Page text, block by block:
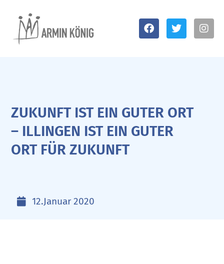
ZUKUNFT IST EIN GUTER ORT
– ILLINGEN IST EIN GUTER
ORT FÜR ZUKUNFT
12.Januar 2020